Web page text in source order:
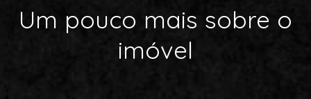
Um pouco mais sobre o
imóvel